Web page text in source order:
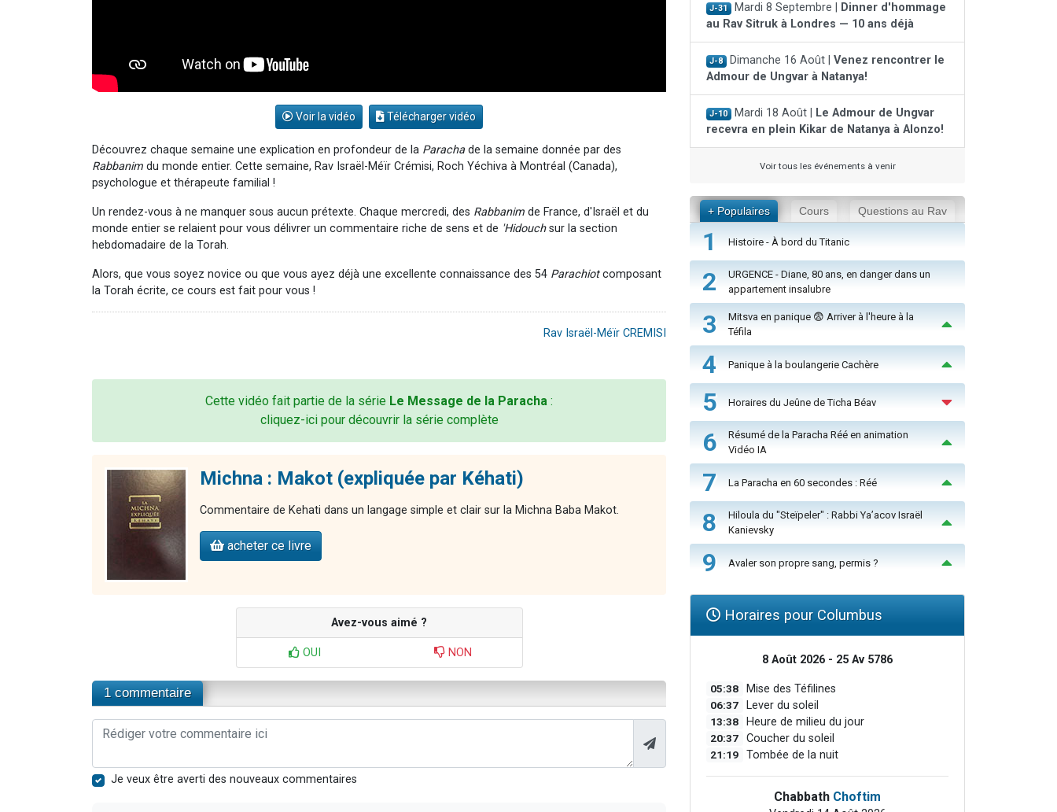
Voir la vidéo Télécharger vidéo
Découvrez chaque semaine une explication en profondeur de la Parachade la semaine donnée par des
Rabbanim du monde entier. Cette semaine, Rav Israël-Méïr Crémisi, Roch Yéchiva à Montréal (Canada),
psychologue et thérapeute familial !
Un rendez-vous à ne manquer sous aucun prétexte. Chaque mercredi, des Rabbanim de France, d'Israël et du
monde entier se relaient pour vous délivrer un commentaire riche de sens et de 'Hidouchsur la section
hebdomadaire de la Torah.
Alors, que vous soyez novice ou que vous ayez déjà une excellente connaissance des 54 Parachiotcomposant
la Torah écrite, ce cours est fait pour vous !
Rav Israël-Méïr CREMISI
Cette vidéo fait partie de la série Le Message de la Paracha :
cliquez-ici pour découvrir la série complète
Michna : Makot (expliquée par Kéhati)
Commentaire de Kehati dans un langage simple et clair sur la Michna Baba Makot.
acheter ce livre
Avez-vous aimé ?
OUI NON
1 commentaire
Je veux être averti des nouveaux commentaires
J-31 Mardi 8 Septembre |
Dinner d'hommage
au Rav Sitruk à Londres — 10 ans déjà
J-8 Dimanche 16 Août | Venez rencontrer le
Admour de Ungvar à Natanya!
J-10 Mardi 18 Août |
Le Admour de Ungvar
recevra en plein Kikar de Natanya à Alonzo!
Voir tous les événements à venir
+ Populaires Cours Questions au Rav
1 Histoire - À bord du Titanic
2
URGENCE - Diane, 80 ans, en danger dans un
appartement insalubre
3
Mitsva en panique 😨 Arriver à l'heure à la
Téfila
4 Panique à la boulangerie Cachère
5 Horaires du Jeûne de Ticha Béav
6
Résumé de la Paracha Réé en animation
Vidéo IA
7 La Paracha en 60 secondes : Réé
8
Hiloula du "Steïpeler" : Rabbi Ya’acov Israël
Kanievsky
9 Avaler son propre sang, permis ?
Horaires pour Columbus
8 Août 2026 - 25 Av 5786
05:38 Mise des Téfilines
06:37 Lever du soleil
13:38 Heure de milieu du jour
20:37 Coucher du soleil
21:19 Tombée de la nuit
Chabbath Choftim